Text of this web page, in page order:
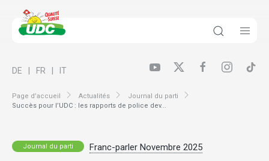
Page d’accueil Actualités
Journal du parti
Succès pour l’UDC : les rapports de police dev...
DE FR IT
Journal du parti Franc-parler Novembre 2025